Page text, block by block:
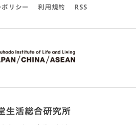
リシー 利用規約 RSS